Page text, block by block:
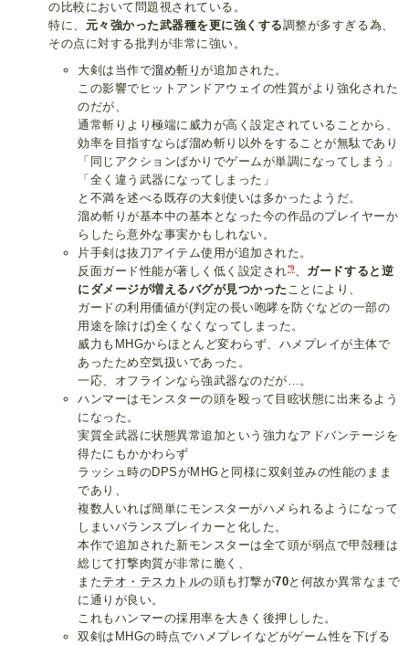
の比較において問題視されている。
特に、 元々強かった武器種を更に強くする調整が多すぎる為、
その点に対する批判が非常に強い。
大剣は当作で溜め斬りが追加された。
この影響でヒットアンドアウェイの性質がより強化された
のだが、
通常斬りより極端に威力が高く設定されていることから、
効率を目指すならば溜め斬り以外をすることが無駄であり
「同じアクションばかりでゲームが単調になってしまう」
「全く違う武器になってしまった」
と不満を述べる既存の大剣使いは多かったようだ。
溜め斬りが基本中の基本となった今の作品のプレイヤーか
らしたら意外な事実かもしれない。
片手剣は抜刀アイテム使用が追加された。
反面ガード性能が著しく低く設定され*9、 ガードすると逆
にダメージが増えるバグが見つかった ことにより、
ガードの利用価値が(判定の長い咆哮を防ぐなどの一部の
用途を除けば)全くなくなってしまった。
威力もMHGからほとんど変わらず、ハメプレイが主体で
あったため空気扱いであった。
一応、オフラインなら強武器なのだが…。
ハンマーはモンスターの頭を殴って目眩状態に出来るよう
になった。
実質全武器に状態異常追加という強力なアドバンテージを
得たにもかかわらず
ラッシュ時のDPSがMHGと同様に双剣並みの性能のまま
であり、
複数人いれば簡単にモンスターがハメられるようになって
しまいバランスブレイカーと化した。
本作で追加された新モンスターは全て頭が弱点で甲殻種は
総じて打撃肉質が非常に脆く、
またテオ・テスカトルの頭も打撃が70と何故か異常なまで
に通りが良い。
これもハンマーの採用率を大きく後押しした。
双剣はMHGの時点でハメプレイなどがゲーム性を下げる